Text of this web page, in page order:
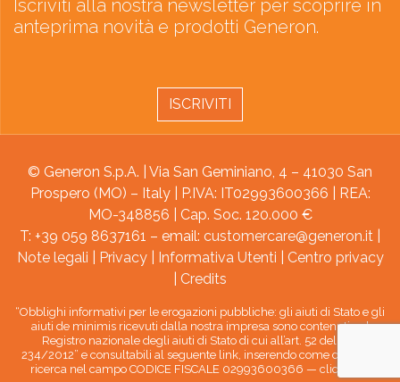
Iscriviti alla nostra newsletter per scoprire in
anteprima novità e prodotti Generon.
ISCRIVITI
© Generon S.p.A. | Via San Geminiano, 4 – 41030 San
Prospero (MO) – Italy | P.IVA: IT02993600366 | REA:
MO-348856 | Cap. Soc. 120.000 €
T: +39 059 8637161 – email: customercare@generon.it
Note legali
Privacy| Informativa Utenti
Centro privacy
Credits
“Obblighi informativi per le erogazioni pubbliche: gli aiuti di Stato e gli
aiuti de minimis ricevuti dalla nostra impresa sono contenuti nel
Registro nazionale degli aiuti di Stato di cui all’art. 52 della L.
234/2012” e consultabili al seguente link, inserendo come chiave di
ricerca nel campo CODICE FISCALE 02993600366 — clicca qui